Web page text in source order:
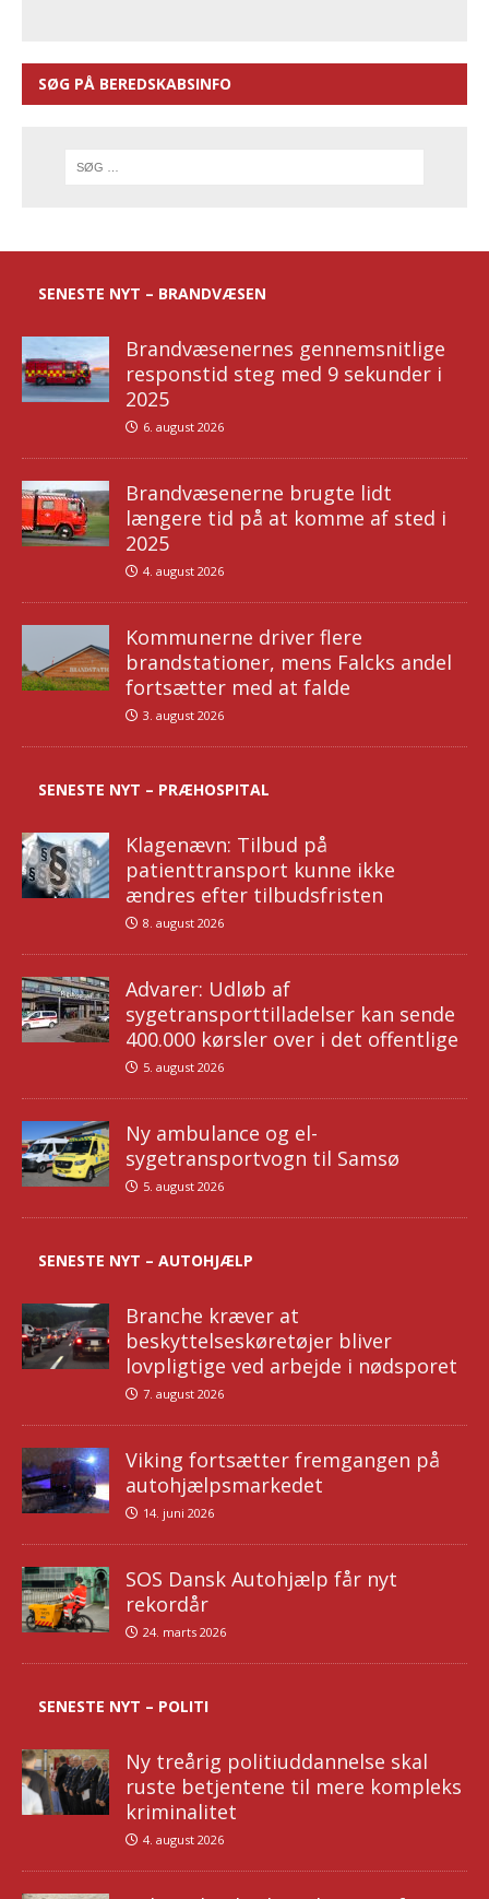
SØG PÅ BEREDSKABSINFO
SENESTE NYT – BRANDVÆSEN
Brandvæsenernes gennemsnitlige
responstid steg med 9 sekunder i
2025
6. august 2026
Brandvæsenerne brugte lidt
længere tid på at komme af sted i
2025
4. august 2026
Kommunerne driver flere
brandstationer, mens Falcks andel
fortsætter med at falde
3. august 2026
SENESTE NYT – PRÆHOSPITAL
Klagenævn: Tilbud på
patienttransport kunne ikke
ændres efter tilbudsfristen
8. august 2026
Advarer: Udløb af
sygetransporttilladelser kan sende
400.000 kørsler over i det offentlige
5. august 2026
Ny ambulance og el-
sygetransportvogn til Samsø
5. august 2026
SENESTE NYT – AUTOHJÆLP
Branche kræver at
beskyttelseskøretøjer bliver
lovpligtige ved arbejde i nødsporet
7. august 2026
Viking fortsætter fremgangen på
autohjælpsmarkedet
14. juni 2026
SOS Dansk Autohjælp får nyt
rekordår
24. marts 2026
SENESTE NYT – POLITI
Ny treårig politiuddannelse skal
ruste betjentene til mere kompleks
kriminalitet
4. august 2026